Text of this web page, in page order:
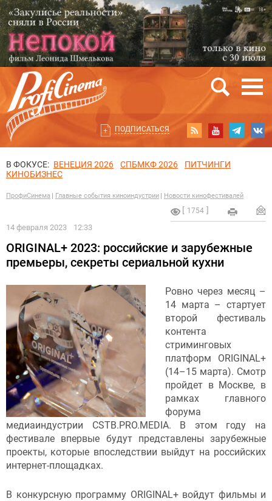
ПОДПИСАТЬСЯ
В ФОКУСЕ: ВЕНЕЦИЯ 2026 СПБМКФ 2026
ПИТЧИНГИ
КИНОБИЗНЕС
ПрофиСинема Главные события киноиндустрии Новости кинофестивалей
1754
14 февраля 2023 12:33
ORIGINAL+ 2023: российские и зарубежные
премьеры, секреты сериальной кухни
Ровно через месяц –
14 марта – стартует
второй фестиваль
контента
стриминговых
платформ ORIGINAL+
(14–15 марта). Смотр
пройдет в Москве, в
рамках главного
форума
медиаиндустрии CSTB.PRO.MEDIA. В этом году на
фестивале впервые будут представлены зарубежные
проекты, которые впоследствии выйдут на российских
интернет-площадках.
В конкурсную программу ORIGINAL+ войдут фильмы и